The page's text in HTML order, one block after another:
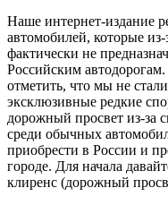
Наше интернет-издание
автомобилей, которые
фактически не
Российским
отметить, что мы не
эксклюзивные редкие
дорожный просвет из-
среди обычных
приобрести в России и
городе. Для начала
клиренс (дорожный